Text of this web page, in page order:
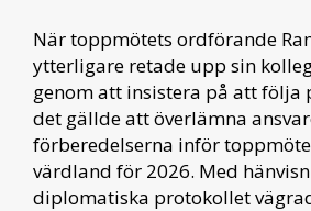
När toppmötets ordförande
ytterligare retade upp sin
genom att insistera på att följa
det gällde att överlämna
förberedelserna inför
värdland för 2026. Med
diplomatiska protokollet